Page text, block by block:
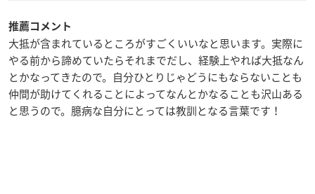
推薦コメント
大抵が含まれているところがすごくいいなと思います。実際に
やる前から諦めていたらそれまでだし、経験上やれば大抵なん
とかなってきたので。自分ひとりじゃどうにもならないことも
仲間が助けてくれることによってなんとかなることも沢山ある
と思うので。臆病な自分にとっては教訓となる言葉です！